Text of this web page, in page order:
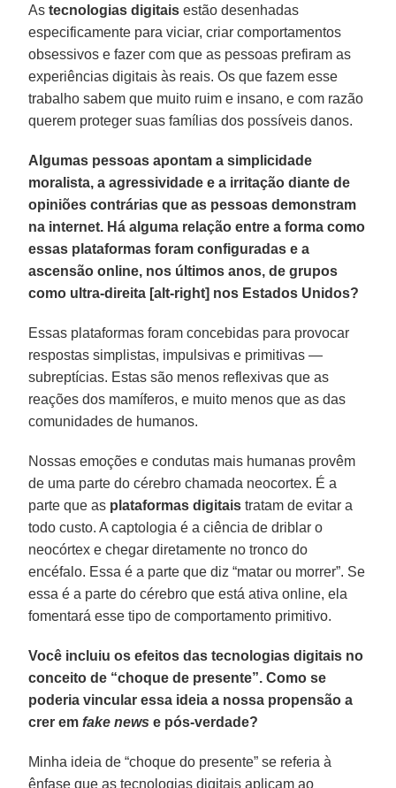
Astecnologias digitais estão desenhadas
especificamente para viciar, criar comportamentos
obsessivos e fazer com que as pessoas prefiram as
experiências digitais às reais. Os que fazem esse
trabalho sabem que muito ruim e insano, e com razão
querem proteger suas famílias dos possíveis danos.
Algumas pessoas apontam a simplicidade
moralista, a agressividade e a irritação diante de
opiniões contrárias que as pessoas demonstram
na internet. Há alguma relação entre a forma como
essas plataformas foram configuradas e a
ascensão online, nos últimos anos, de grupos
como ultra-direita [alt-right] nos Estados Unidos?
Essas plataformas foram concebidas para provocar
respostas simplistas, impulsivas e primitivas —
subreptícias. Estas são menos reflexivas que as
reações dos mamíferos, e muito menos que as das
comunidades de humanos.
Nossas emoções e condutas mais humanas provêm
de uma parte do cérebro chamada neocortex. É a
parte que as plataformas digitais tratam de evitar a
todo custo. A captologia é a ciência de driblar o
neocórtex e chegar diretamente no tronco do
encéfalo. Essa é a parte que diz “matar ou morrer”. Se
essa é a parte do cérebro que está ativa online, ela
fomentará esse tipo de comportamento primitivo.
Você incluiu os efeitos das tecnologias digitais no
conceito de “choque de presente”. Como se
poderia vincular essa ideia a nossa propensão a
crer emfake news e pós-verdade?
Minha ideia de “choque do presente” se referia à
ênfase que as tecnologias digitais aplicam ao